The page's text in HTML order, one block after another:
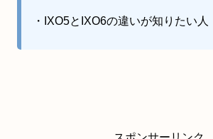
・IXO5とIXO6の違いが知りたい人